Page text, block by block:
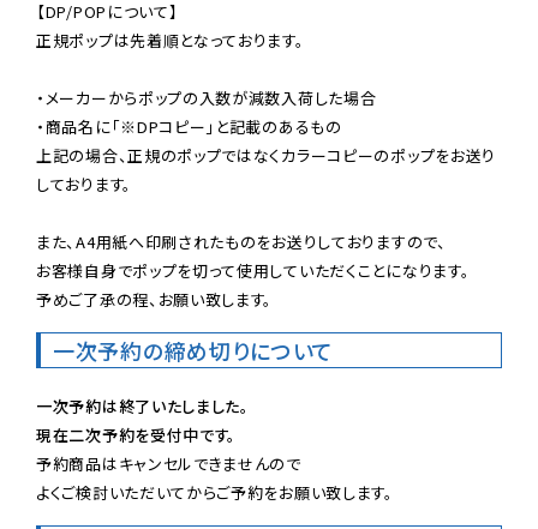
【DP/POPについて】
正規ポップは先着順となっております。
・メーカーからポップの入数が減数入荷した場合
・商品名に「※DPコピー」と記載のあるもの
上記の場合、正規のポップではなくカラーコピーのポップをお送り
しております。
また、A4用紙へ印刷されたものをお送りしておりますので、
お客様自身でポップを切って使用していただくことになります。
予めご了承の程、お願い致します。
一次予約の締め切りについて
一次予約は終了いたしました。
現在二次予約を受付中です。
予約商品はキャンセルできませんので
よくご検討いただいてからご予約をお願い致します。